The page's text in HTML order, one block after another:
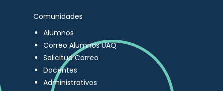
Comunidades
Alumnos
Correo Alumnos UAQ
Solicitud Correo
Docentes
Administrativos